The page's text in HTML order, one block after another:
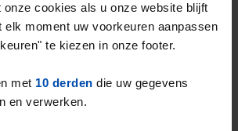
onze cookies als u onze website blijft
elk moment uw voorkeuren aanpassen
te kiezen in onze footer.
met 10 derden die uw gegevens
en verwerken.
(Q1-2026)